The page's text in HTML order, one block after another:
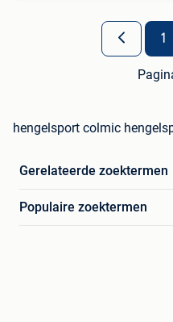
1
hengelsport colmic
Gerelateerde zoektermen
Populaire zoektermen